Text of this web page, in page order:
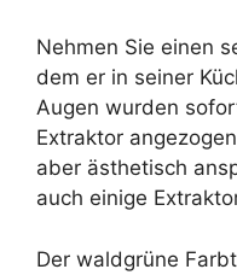
Nehmen Sie einen
dem er in seiner
Augen wurden
Extraktor
aber ästhetisch
auch einige
Der waldgrüne